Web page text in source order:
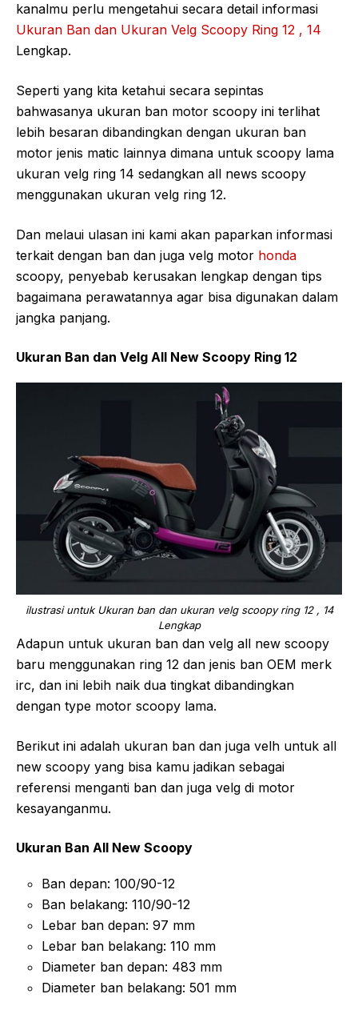
kanalmu perlu mengetahui secara detail informasi
Ukuran Ban dan Ukuran Velg Scoopy Ring 12 , 14
Lengkap.
Seperti yang kita ketahui secara sepintas
bahwasanya ukuran ban motor scoopy ini terlihat
lebih besaran dibandingkan dengan ukuran ban
motor jenis matic lainnya dimana untuk scoopy lama
ukuran velg ring 14 sedangkan all news scoopy
menggunakan ukuran velg ring 12.
Dan melaui ulasan ini kami akan paparkan informasi
terkait dengan ban dan juga velg motor honda
scoopy, penyebab kerusakan lengkap dengan tips
bagaimana perawatannya agar bisa digunakan dalam
jangka panjang.
Ukuran Ban dan Velg All New Scoopy Ring 12
ilustrasi untuk Ukuran ban dan ukuran velg scoopy ring 12 , 14
Lengkap
Adapun untuk ukuran ban dan velg all new scoopy
baru menggunakan ring 12 dan jenis ban OEM merk
irc, dan ini lebih naik dua tingkat dibandingkan
dengan type motor scoopy lama.
Berikut ini adalah ukuran ban dan juga velh untuk all
new scoopy yang bisa kamu jadikan sebagai
referensi menganti ban dan juga velg di motor
kesayanganmu.
Ukuran Ban All New Scoopy
Ban depan: 100/90-12
Ban belakang: 110/90-12
Lebar ban depan: 97 mm
Lebar ban belakang: 110 mm
Diameter ban depan: 483 mm
Diameter ban belakang: 501 mm